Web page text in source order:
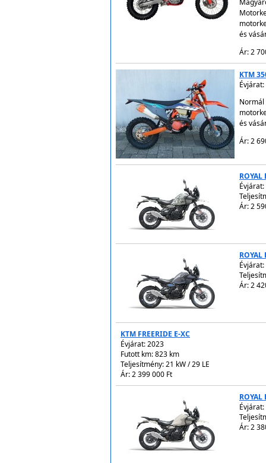
és
Ár: 2
KTM
Évjárat:
Normál
és
Ár: 2
Évjárat:
Ár: 2
Évjárat:
Ár: 2
KTM FREERIDE E-XC
Évjárat:2023
Futott km: 823 km
Teljesítmény: 21 kW / 29 LE
Ár: 2 399 000 Ft
Évjárat:
Ár: 2